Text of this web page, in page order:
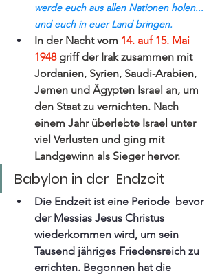
werde euch aus allen Nationen holen...
und euch in euer Land bringen.
In der Nacht vom 14. auf 15. Mai
1948 griff der Irak zusammen mit
Jordanien, Syrien, Saudi-Arabien,
Jemen und Ägypten Israel an, um
den Staat zu vernichten. Nach
einem Jahr überlebte Israel unter
viel Verlusten und ging mit
Landgewinn als Sieger hervor.
Babylon in der  Endzeit
Die Endzeit ist eine Periode  bevor
der Messias Jesus Christus
wiederkommen wird, um sein
Tausend jähriges Friedensreich zu
errichten. Begonnen hat die